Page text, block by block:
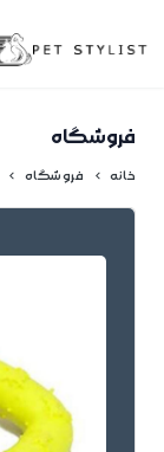
فروشگاه
خانه فروشگاه